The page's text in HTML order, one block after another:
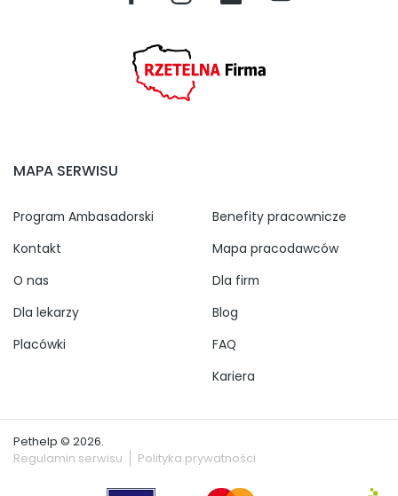
MAPA SERWISU
Program Ambasadorski
Kontakt
O nas
Dla lekarzy
Placówki
Benefity pracownicze
Mapa pracodawców
Dla firm
Blog
FAQ
Kariera
Pethelp © 2026.
Regulamin serwisu
Polityka prywatności